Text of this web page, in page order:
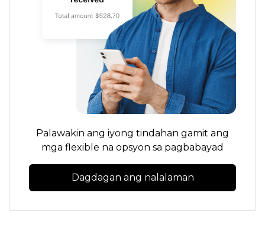
Palawakin ang iyong tindahan gamit ang
mga flexible na opsyon sa pagbabayad
Dagdagan ang nalalaman